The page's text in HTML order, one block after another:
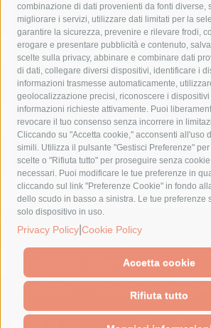
combinazione di dati provenienti da fonti diverse,
migliorare i servizi, utilizzare dati limitati per la
garantire la sicurezza, prevenire e rilevare frodi,
erogare e presentare pubblicità e contenuto,
scelte sulla privacy, abbinare e combinare dati
di dati, collegare diversi dispositivi, identificare i
informazioni trasmesse automaticamente,
geolocalizzazione precisi, riconoscere i dispositivi
informazioni richieste attivamente. Puoi
revocare il tuo consenso senza incorrere in
Cliccando su "Accetta cookie," acconsenti all'uso
simili. Utilizza il pulsante "Gestisci Preferenze"
scelte o "Rifiuta tutto" per proseguire senza
necessari. Puoi modificare le tue preferenze in
cliccando sul link "Preferenze Cookie" in fondo
dello scudo in basso a sinistra. Le tue preferenze
solo dispositivo in uso.
Privacy Policy Cookie Policy
Accetta cookie
Rifiuta tutto
costiera amalfitana
covid-19 eav
fondazione sorrento
gori guardia
lavori
lorenzo balducelli mare
massimo coppola
Meta napoli
penisola sorrentina
piano di sorrento
protezione civile
Regione Campania
sindaco cuomo
sorrento studenti
turismo
Vico Equense villa fiorentino
© 2015 SorrentoPress. All rights reserved.
Il giornale online della Penisola Sorrentina
Cookie Policy